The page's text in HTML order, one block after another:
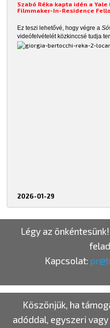
Szabó Réka kapta idén a
Filmmaker-In-Residence
Ez teszi lehetővé, hogy végre a
videófelvételét közkinccsé tudja
2026-01-29
Légy az
Kapcsolat:
Köszönjük, ha
adóddal, egyszeri